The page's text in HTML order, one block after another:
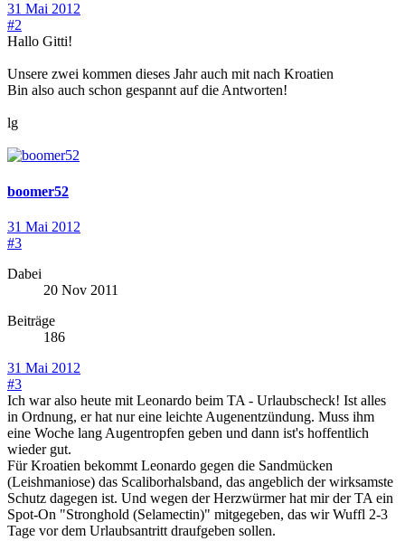
31 Mai 2012
#2
Hallo Gitti!
Unsere zwei kommen dieses Jahr auch mit nach Kroatien
Bin also auch schon gespannt auf die Antworten!
lg
boomer52
31 Mai 2012
#3
Dabei
20 Nov 2011
Beiträge
186
31 Mai 2012
#3
Ich war also heute mit Leonardo beim TA - Urlaubscheck! Ist alles
in Ordnung, er hat nur eine leichte Augenentzündung. Muss ihm
eine Woche lang Augentropfen geben und dann ist's hoffentlich
wieder gut.
Für Kroatien bekommt Leonardo gegen die Sandmücken
(Leishmaniose) das Scaliborhalsband, das angeblich der wirksamste
Schutz dagegen ist. Und wegen der Herzwürmer hat mir der TA ein
Spot-On "Stronghold (Selamectin)" mitgegeben, das wir Wuffl 2-3
Tage vor dem Urlaubsantritt draufgeben sollen.